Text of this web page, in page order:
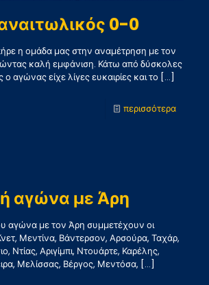
0-0
η ομάδα μας στην αναμέτρηση με τον
καλή εμφάνιση. Κάτω από δύσκολες
ο αγώνας είχε λίγες ευκαιρίες και το […]
περισσότερα-
αγώνα με Άρη
αγώνα με τον Άρη συμμετέχουν οι
Μεντίνα, Βάντερσον, Αρσούρα, Ταχάρ,
Ντίας, Αριγίμπι, Ντουάρτε, Καρέλης,
Μελίσσας, Βέργος, Μεντόσα, […]